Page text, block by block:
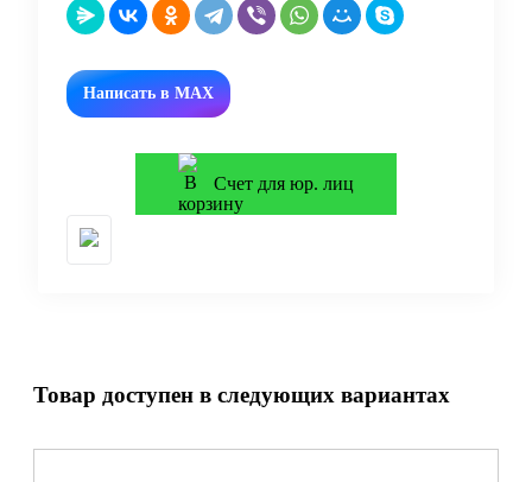
Написать в MAX
Счет для юр. лиц
Товар доступен в следующих вариантах